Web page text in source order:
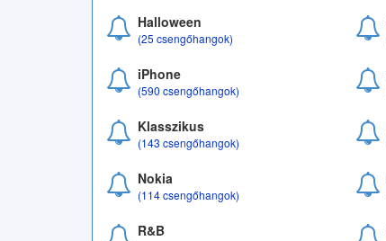
Halloween
(25 csengőhangok)
iPhone
(590 csengőhangok)
Klasszikus
(143 csengőhangok)
Nokia
(114 csengőhangok)
R&B